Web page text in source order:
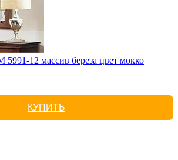
12 массив береза цвет мокко
КУПИТЬ